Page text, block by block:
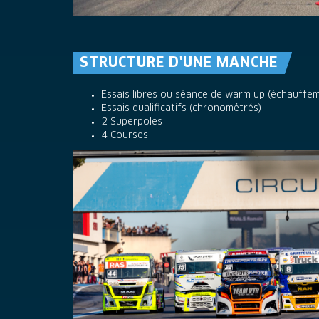
STRUCTURE D'UNE MANCHE
Essais libres ou séance de warm up
Essais qualificatifs (chronométrés)
2 Superpoles
4 Courses